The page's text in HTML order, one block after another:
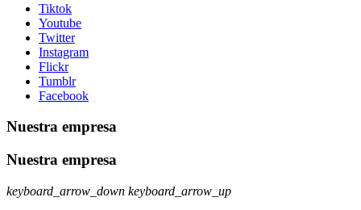
Tiktok
Youtube
Twitter
Instagram
Flickr
Tumblr
Facebook
Nuestra empresa
Nuestra empresa
keyboard_arrow_down keyboard_arrow_up